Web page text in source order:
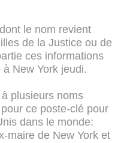
le nom revient
de la Justice ou de
ces informations
New York jeudi.
plusieurs noms
ce poste-clé pour
dans le monde:
maire de New York et